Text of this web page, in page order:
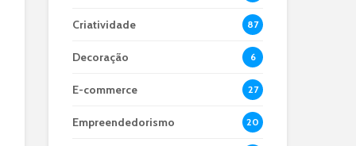
Criatividade 87
Decoração 6
E-commerce 27
Empreendedorismo 20